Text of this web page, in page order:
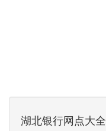
湖北银行网点大全